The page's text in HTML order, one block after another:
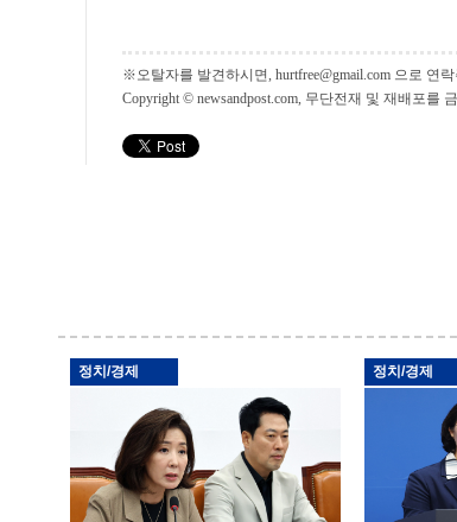
※오탈자를 발견하시면, hurtfree@gmail.com 으로 연
Copyright © newsandpost.com, 무단전재 및 재배포를
정치/경제 정치/경제